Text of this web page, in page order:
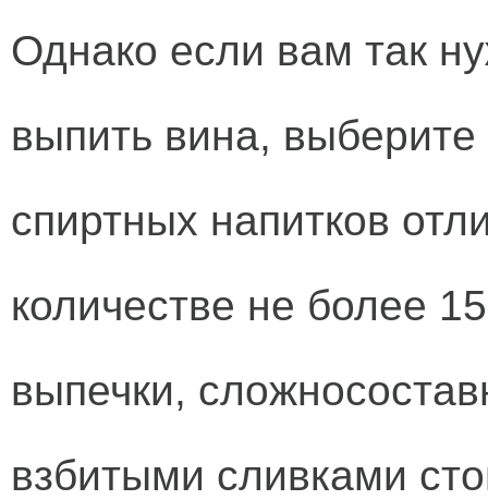
Однако если вам так
выпить вина,
спиртных напитков
количестве не более
выпечки,
взбитыми сливками